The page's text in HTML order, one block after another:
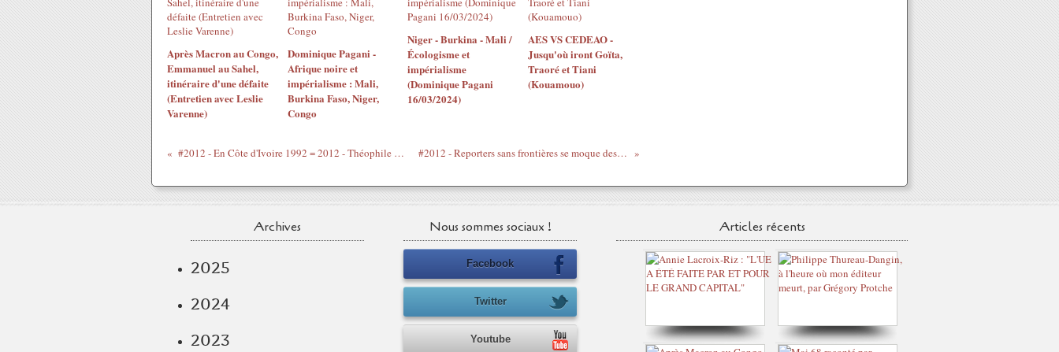
Après Macron au Congo,
Emmanuel au Sahel,
itinéraire d'une défaite
(Entretien avec Leslie
Varenne)
Dominique Pagani -
Afrique noire et
impérialisme : Mali,
Burkina Faso, Niger,
Congo
Niger - Burkina - Mali /
Écologisme et
impérialisme
(Dominique Pagani
16/03/2024)
AES VS CEDEAO -
Jusqu'où iront Goïta,
Traoré et Tiani
(Kouamouo)
#2012 - En Côte d'Ivoire 1992 = 2012 - Théophile Kouamouo - 05/09 #2012 - Reporters sans frontières se moque des Ivoiriens - 23/08
Archives
2025
2024
2023
Nous sommes sociaux !
Facebook
Twitter
Youtube
Articles récents